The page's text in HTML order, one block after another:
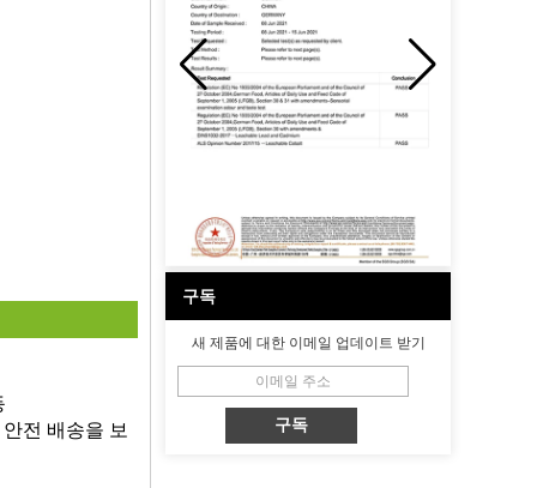
구독
새 제품에 대한 이메일 업데이트 받기
전 배송을 보